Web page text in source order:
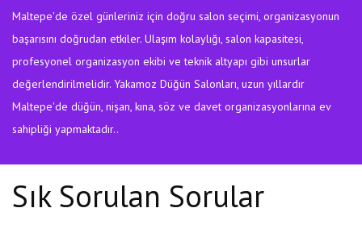
Maltepe'de özel günleriniz için doğru salon seçimi, organizasyonun
başarısını doğrudan etkiler. Ulaşım kolaylığı, salon kapasitesi,
profesyonel organizasyon ekibi ve teknik altyapı gibi unsurlar
değerlendirilmelidir. Yakamoz Düğün Salonları, uzun yıllardır
Maltepe'de düğün, nişan, kına, söz ve davet organizasyonlarına ev
sahipliği yapmaktadır..
Sık Sorulan Sorular